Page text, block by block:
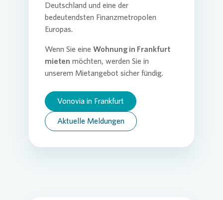
Deutschland und eine der
bedeutendsten Finanzmetropolen
Europas.
Wenn Sie eine Wohnung in Frankfurt
mieten möchten, werden Sie in
unserem Mietangebot sicher fündig.
Vonovia in Frankfurt
Aktuelle Meldungen